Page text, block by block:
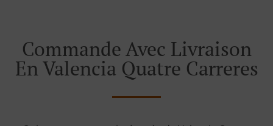
Commande Avec Livraison
En Valencia Quatre Carreres